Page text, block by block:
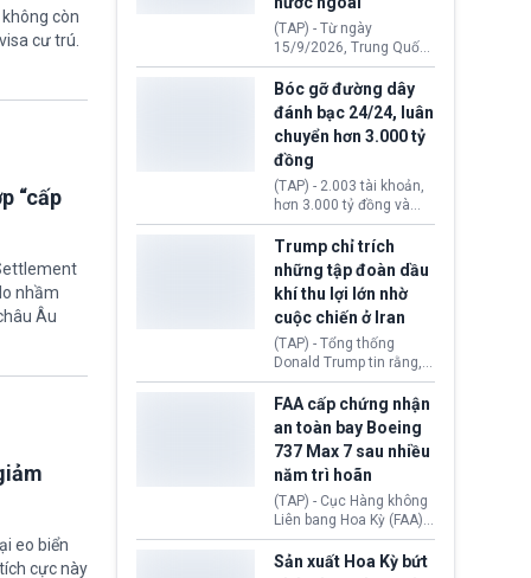
còn
cư trú.
“cấp
nhầm
Âu
eo biển
cực này
nguyên liệu liên quan
đến ổ dịch Salmonella
khiến ít nhất 110 người
mắc bệnh tại bang
Minnesota.
(TAP) - Từ ngày
15/9/2026, Trung Quốc
áp dụng quy định mới về
quản lý xuất nhập cảnh.
Một hành vi vi phạm giấy
tờ, xuất nhập cảnh trái
phép hay liên quan kiểm
soát công nghệ có thể
khiến công dân Trung
Quốc đối mặt lệnh cấm
xuất cảnh kéo dài tới 3
năm. Trong khi đó, người
nước ngoài sử dụng giấy
tờ giả có nguy cơ bị từ
chối nhập cảnh hoặc
cấm vào Trung Quốc tới
5 năm.
Bóc gỡ đường dây
đánh bạc 24/24, luân
chuyển hơn 3.000 tỷ
đồng
(TAP) - 2.003 tài khoản,
hơn 3.000 tỷ đồng và
một đường dây đánh
bạc xuyên quốc gia vận
hành 24/24 giờ vừa bị
Công an TP. Hải Phòng
(Việt Nam) bóc gỡ.
Trump chỉ trích
những tập đoàn dầu
khí thu lợi lớn nhờ
cuộc chiến ở Iran
(TAP) - Tổng thống
Donald Trump tin rằng, 2
tập đoàn dầu khí
ExxonMobil và Chevron
đã thu về lợi nhuận quá
lớn nhờ giá dầu tăng
mạnh suốt thời gian Hoa
Kỳ xảy ra xung đột ở
Iran. Trên cơ sở đó, lãnh
đạo Nhà Trắng kêu gọi
các doanh nghiệp cần
giảm giá bán cho người
tiêu dùng.
FAA cấp chứng nhận
an toàn bay Boeing
737 Max 7 sau nhiều
năm trì hoãn
(TAP) - Cục Hàng không
Liên bang Hoa Kỳ (FAA)
vừa chính thức cấp
chứng nhận an toàn bay
Sản xuất Hoa Kỳ bứt